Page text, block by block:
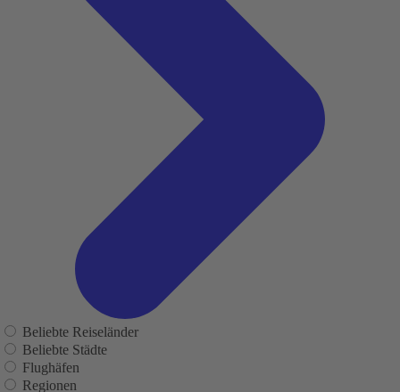
Beliebte Reiseländer
Beliebte Städte
Flughäfen
Regionen